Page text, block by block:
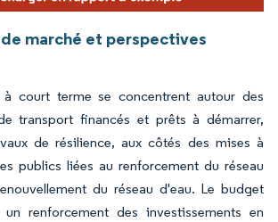
marché et perspectives
à court terme se concentrent autour des
transport financés et prêts à démarrer,
de résilience, aux côtés des mises à
publics liées au renforcement du réseau
du réseau d'eau. Le budget
renforcement des investissements en